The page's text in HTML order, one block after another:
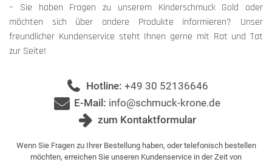
– Sie haben Fragen zu unserem Kinderschmuck Gold oder
möchten sich über andere Produkte informieren? Unser
freundlicher Kundenservice steht Ihnen gerne mit Rat und Tat
zur Seite!
Hotline: +49 30 52136646
E-Mail: info@schmuck-krone.de
zum Kontaktformular
Wenn Sie Fragen zu Ihrer Bestellung haben, oder telefonisch bestellen
möchten, erreichen Sie unseren Kundenservice in der Zeit von